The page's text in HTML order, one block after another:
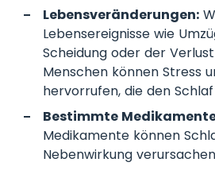
Lebensveränderungen:
Lebensereignisse wie
Scheidung oder der
Menschen können Stress
hervorrufen, die den
Bestimmte
Medikamente können
Nebenwirkung